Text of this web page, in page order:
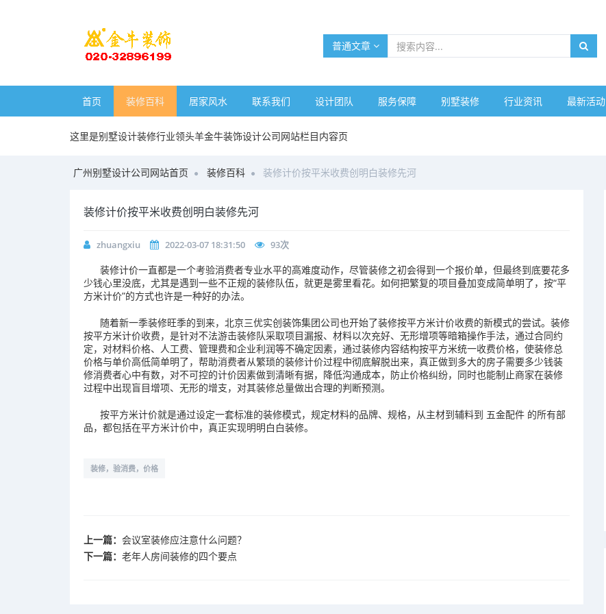
普通文章
首页 装修百科 居家风水 联系我们 设计团队 服务保障 别墅装修 行业资讯 最新活动
这里是别墅设计装修行业领头羊金牛装饰设计公司网站栏目内容页
广州别墅设计公司网站首页 装修百科 装修计价按平米收费创明白装修先河
装修计价按平米收费创明白装修先河
zhuangxiu 2022-03-07 18:31:50 93次
装修计价一直都是一个考验消费者专业水平的高难度动作，尽管装修之初会得到一个报价单，但最终到底要花多
少钱心里没底，尤其是遇到一些不正规的装修队伍，就更是雾里看花。如何把繁复的项目叠加变成简单明了，按“平
方米计价”的方式也许是一种好的办法。
随着新一季装修旺季的到来，北京三优实创装饰集团公司也开始了装修按平方米计价收费的新模式的尝试。装修
按平方米计价收费，是针对不法游击装修队采取项目漏报、材料以次充好、无形增项等暗箱操作手法，通过合同约
定，对材料价格、人工费、管理费和企业利润等不确定因素，通过装修内容结构按平方米统一收费价格，使装修总
价格与单价高低简单明了，帮助消费者从繁琐的装修计价过程中彻底解脱出来，真正做到多大的房子需要多少钱装
修消费者心中有数，对不可控的计价因素做到清晰有据，降低沟通成本，防止价格纠纷，同时也能制止商家在装修
过程中出现盲目增项、无形的增支，对其装修总量做出合理的判断预测。
按平方米计价就是通过设定一套标准的装修模式，规定材料的品牌、规格，从主材到辅料到 五金配件 的所有部
品，都包括在平方米计价中，真正实现明明白白装修。
装修，验消费，价格
上一篇： 会议室装修应注意什么问题？
下一篇： 老年人房间装修的四个要点